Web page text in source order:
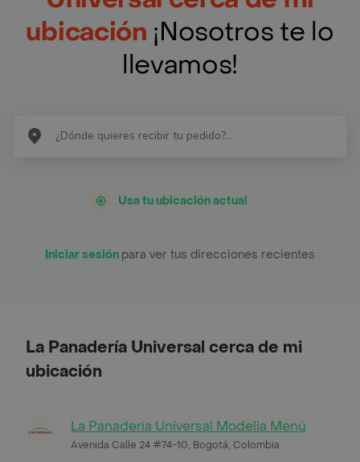
ubicación ¡Nosotros te lo
llevamos!
Usa tu ubicación actual
Iniciar sesión para ver tus direcciones recientes
La Panadería Universal cerca de mi
ubicación
La Panadería Universal Modelia Menú
Avenida Calle 24 #74-10, Bogotá, Colombia